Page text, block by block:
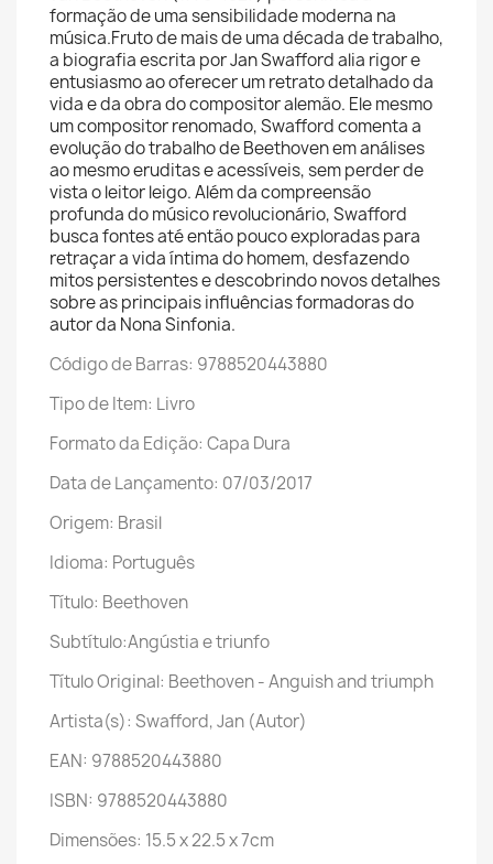
formação de uma sensibilidade moderna na
música.Fruto de mais de uma década de trabalho,
a biografia escrita por Jan Swafford alia rigor e
entusiasmo ao oferecer um retrato detalhado da
vida e da obra do compositor alemão. Ele mesmo
um compositor renomado, Swafford comenta a
evolução do trabalho de Beethoven em análises
ao mesmo eruditas e acessíveis, sem perder de
vista o leitor leigo. Além da compreensão
profunda do músico revolucionário, Swafford
busca fontes até então pouco exploradas para
retraçar a vida íntima do homem, desfazendo
mitos persistentes e descobrindo novos detalhes
sobre as principais influências formadoras do
autor da Nona Sinfonia.
Código de Barras: 9788520443880
Tipo de Item: Livro
Formato da Edição: Capa Dura
Data de Lançamento: 07/03/2017
Origem: Brasil
Idioma: Português
Título: Beethoven
Subtítulo:Angústia e triunfo
Título Original: Beethoven - Anguish and triumph
Artista(s): Swafford, Jan (Autor)
EAN: 9788520443880
ISBN: 9788520443880
Dimensões: 15.5 x 22.5 x 7cm